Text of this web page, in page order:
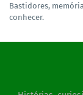
Bastidores,
conhecer.